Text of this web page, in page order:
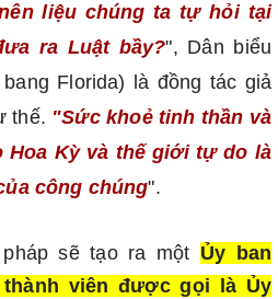
liệu chúng ta tự hỏi tại
ra Luật bầy?", Dân biểu
Florida) là đồng tác giả
thế. "Sức khoẻ tinh thần và
Hoa Kỳ và thế giới tự do là
công chúng".
sẽ tạo ra một Ủy ban
viên được gọi là Ủy